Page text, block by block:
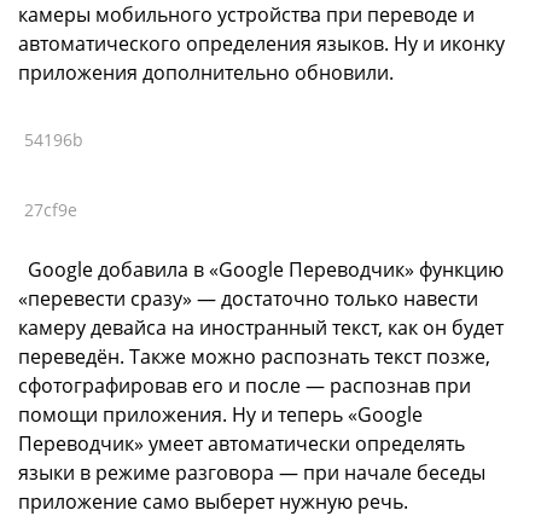
камеры мобильного устройства при переводе и
автоматического определения языков. Ну и иконку
приложения дополнительно обновили.
54196b
27cf9e
Google добавила в «Google Переводчик» функцию
«перевести сразу» — достаточно только навести
камеру девайса на иностранный текст, как он будет
переведён. Также можно распознать текст позже,
сфотографировав его и после — распознав при
помощи приложения. Ну и теперь «Google
Переводчик» умеет автоматически определять
языки в режиме разговора — при начале беседы
приложение само выберет нужную речь.